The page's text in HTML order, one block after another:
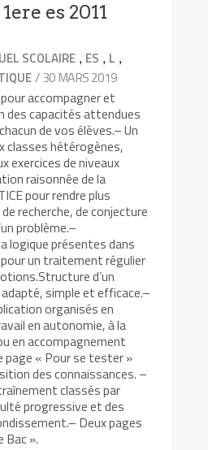
es 2011
SCOLAIRE , ES , L ,
/ 30 MARS 2019
accompagner et
des capacités attendues
de vos élèves.– Un
classes hétérogènes,
exercices de niveaux
raisonnée de la
pour rendre plus
recherche, de conjecture
problème.–
logique présentes dans
un traitement régulier
d’un
simple et efficace.–
organisés en
en autonomie, à la
en accompagnement
page « Pour se tester »
des connaissances. –
classés par
progressive et des
Deux pages
Bac ».